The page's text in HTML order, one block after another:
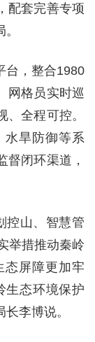
配套完善专项
台，整合1980
网格员实时巡
全程可控。
水旱防御等系
督闭环渠道，
控山、智慧管
举措推动秦岭
态屏障更加牢
生态环境保护
李博说。